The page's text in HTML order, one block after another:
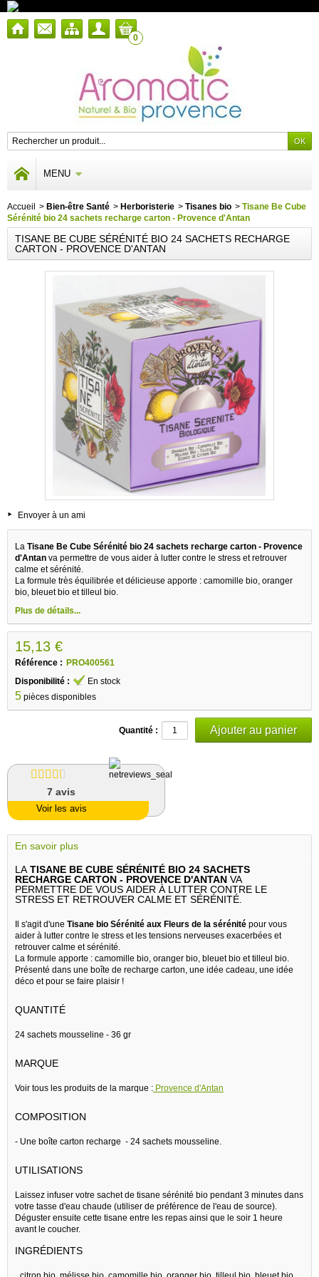
0
MENU
Accueil > Bien-être Santé > Herboristerie > Tisanes bio > Tisane Be Cube
Sérénité bio 24 sachets recharge carton - Provence d'Antan
TISANE BE CUBE SÉRÉNITÉ BIO 24 SACHETS RECHARGE
CARTON - PROVENCE D'ANTAN
Envoyer à un ami
La Tisane Be Cube Sérénité bio 24 sachets recharge carton - Provence
d'Antan va permettre de vous aider à lutter contre le stress et retrouver
calme et sérénité.
La formule très équilibrée et délicieuse apporte : camomille bio, oranger
bio, bleuet bio et tilleul bio.
Plus de détails...
15,13 €
Référence : PRO400561
Disponibilité :
En stock
5 pièces disponibles
Quantité :
7 avis
Voir les avis
En savoir plus
LA TISANE BE CUBE SÉRÉNITÉ BIO 24 SACHETS
RECHARGE CARTON - PROVENCE D'ANTAN VA
PERMETTRE DE VOUS AIDER À LUTTER CONTRE LE
STRESS ET RETROUVER CALME ET SÉRÉNITÉ.
Il s'agit d'une Tisane bio Sérénité aux Fleurs de la sérénité pour vous
aider à lutter contre le stress et les tensions nerveuses exacerbées et
retrouver calme et sérénité.
La formule apporte : camomille bio, oranger bio, bleuet bio et tilleul bio.
Présenté dans une boîte de recharge carton, une idée cadeau, une idée
déco et pour se faire plaisir !
QUANTITÉ
24 sachets mousseline - 36 gr
MARQUE
Voir tous les produits de la marque : Provence d'Antan
COMPOSITION
- Une boîte carton recharge - 24 sachets mousseline.
UTILISATIONS
Laissez infuser votre sachet de tisane sérénité bio pendant 3 minutes dans
votre tasse d'eau chaude (utiliser de préférence de l'eau de source).
Déguster ensuite cette tisane entre les repas ainsi que le soir 1 heure
avant le coucher.
INGRÉDIENTS